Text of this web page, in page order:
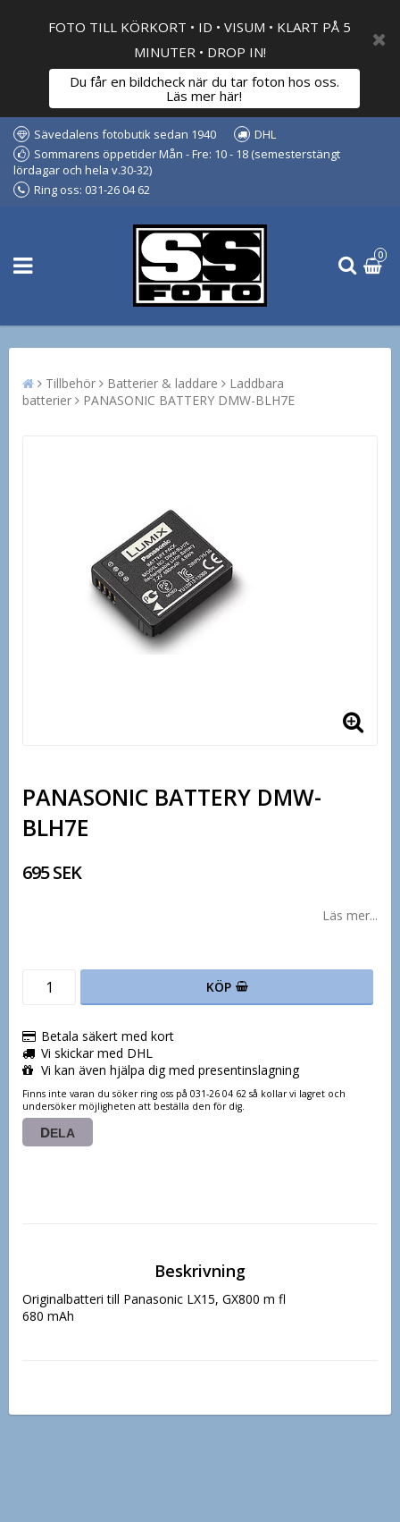
FOTO TILL KÖRKORT • ID • VISUM • KLART PÅ 5
MINUTER • DROP IN!
Du får en bildcheck när du tar foton hos oss.
Läs mer här!
Sävedalens fotobutik sedan 1940
DHL
Sommarens öppetider Mån - Fre: 10 - 18 (semesterstängt
lördagar och hela v.30-32)
Ring oss: 031-26 04 62
0
Tillbehör Batterier & laddare
Laddbara
batterier
PANASONIC BATTERY DMW-BLH7E
PANASONIC BATTERY DMW-
BLH7E
695 SEK
Läs mer...
KÖP
Betala säkert med kort
Vi skickar med DHL
Vi kan även hjälpa dig med presentinslagning
Finns inte varan du söker ring oss på 031-26 04 62 så kollar vi lagret och
undersöker möjligheten att beställa den för dig.
DELA
Beskrivning
Originalbatteri till Panasonic LX15, GX800 m fl
680 mAh